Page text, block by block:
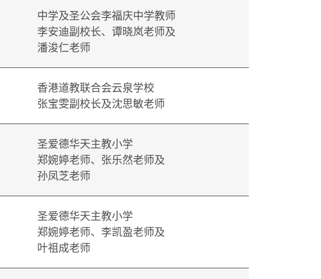
中学及圣公会李福庆中学教师
李安迪副校长、谭晓岚老师及
潘浚仁老师
香港道教联合会云泉学校
张宝雯副校长及沈思敏老师
圣爱德华天主教小学
郑婉婷老师、张乐然老师及
孙凤芝老师
圣爱德华天主教小学
郑婉婷老师、李凯盈老师及
叶祖成老师